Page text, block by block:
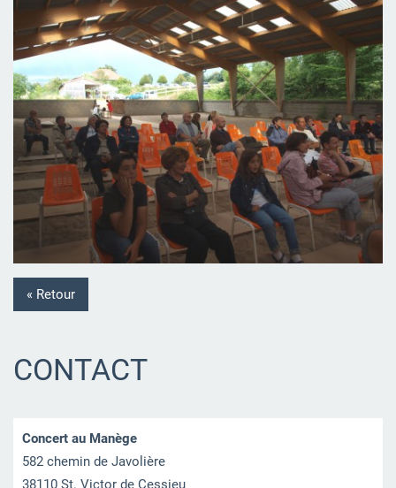
« Retour
CONTACT
Concert au Manège
582 chemin de Javolière